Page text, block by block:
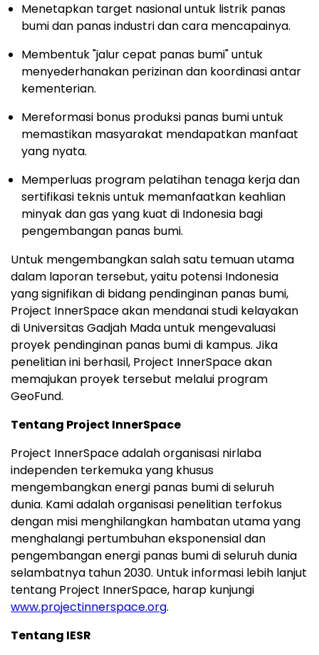
Menetapkan target nasional untuk listrik panas
bumi dan panas industri dan cara mencapainya.
Membentuk "jalur cepat panas bumi" untuk
menyederhanakan perizinan dan koordinasi antar
kementerian.
Mereformasi bonus produksi panas bumi untuk
memastikan masyarakat mendapatkan manfaat
yang nyata.
Memperluas program pelatihan tenaga kerja dan
sertifikasi teknis untuk memanfaatkan keahlian
minyak dan gas yang kuat di Indonesia bagi
pengembangan panas bumi.
Untuk mengembangkan salah satu temuan utama
dalam laporan tersebut, yaitu potensi Indonesia
yang signifikan di bidang pendinginan panas bumi,
Project InnerSpace akan mendanai studi kelayakan
di Universitas Gadjah Mada untuk mengevaluasi
proyek pendinginan panas bumi di kampus. Jika
penelitian ini berhasil, Project InnerSpace akan
memajukan proyek tersebut melalui program
GeoFund.
Tentang Project InnerSpace
Project InnerSpace adalah organisasi nirlaba
independen terkemuka yang khusus
mengembangkan energi panas bumi di seluruh
dunia. Kami adalah organisasi penelitian terfokus
dengan misi menghilangkan hambatan utama yang
menghalangi pertumbuhan eksponensial dan
pengembangan energi panas bumi di seluruh dunia
selambatnya tahun 2030. Untuk informasi lebih lanjut
tentang Project InnerSpace, harap kunjungi
www.projectinnerspace.org.
Tentang IESR